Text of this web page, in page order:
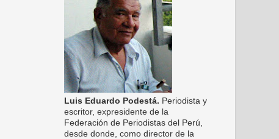
Luis Eduardo Podestá. Periodista y
escritor, expresidente de la
Federación de Periodistas del Perú,
desde donde, como director de la